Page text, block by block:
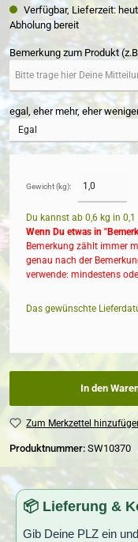
Verfügbar, Lieferzeit:
Abholung bereit
Bemerkung zum Produkt
egal, eher mehr, eher
Gewicht (kg):
Du kannst ab 0,6 kg in 0,1
Wenn Du etwas in
Bemerkung zählt immer
genau nach der
verwende: mindestens
Das gewünschte
In den
Zum Merkzettel
Produktnummer: SW10370
📦 Lieferung &
Gib Deine PLZ ein